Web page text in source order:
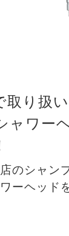
取り扱
ャワー
のシャン
ーヘッド